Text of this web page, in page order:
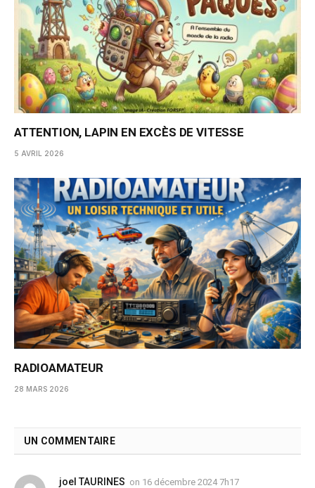
ATTENTION, LAPIN EN EXCÈS DE VITESSE
5 AVRIL 2026
RADIOAMATEUR
28 MARS 2026
UN COMMENTAIRE
joel TAURINES on 16 décembre 2024 7h17